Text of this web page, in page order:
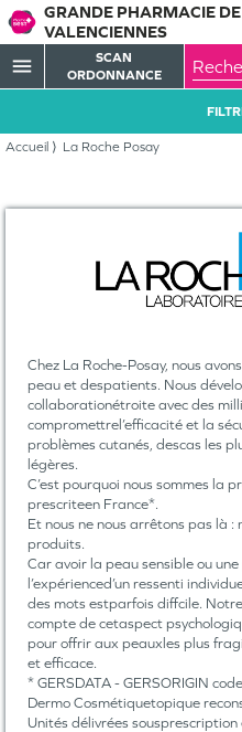
GRANDE PHARMACIE
VALENCIENNES
menu
SCAN
ORDONNANCE
Accueil La Roche Posay
Chez La Roche-Posay, nous
peau et despatients. Nous
collaborationétroite avec des
compromettrel’efficacité et la
problèmes cutanés, descas les
légères.
C’est pourquoi nous sommes la
prescriteen France*.
Et nous ne nous arrêtons pas là :
produits.
Car avoir la peau sensible ou
l’expérienced’un ressenti
des mots estparfois diffcile.
compte de cetaspect
pour offrir aux peauxles plus
et efficace.
* GERSDATA - GERSORIGIN
Dermo Cosmétiquetopique
Unités délivrées sousprescription